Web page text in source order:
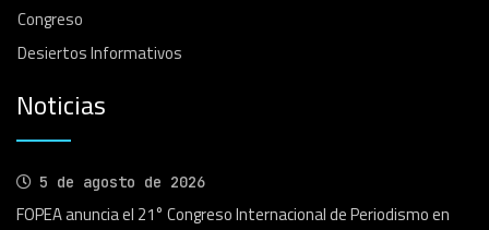
Congreso
Desiertos Informativos
Noticias
5 de agosto de 2026
FOPEA anuncia el 21° Congreso Internacional de Periodismo en